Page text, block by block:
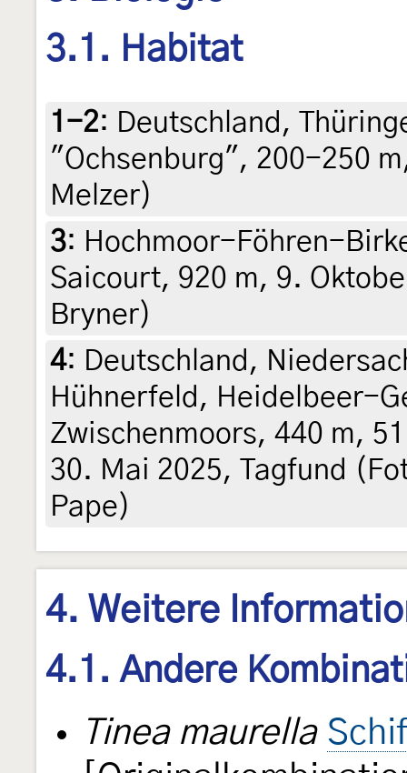
3.1. Habitat
1-2: Deutschland,
"Ochsenburg", 200-250
Melzer)
3: Hochmoor-Föhren-
Saicourt, 920 m, 9.
Bryner)
4: Deutschland,
Hühnerfeld, Heidelbeer-
Zwischenmoors, 440 m,
30. Mai 2025, Tagfund
Pape)
4. Weitere
4.1. Andere
Tinea maurella